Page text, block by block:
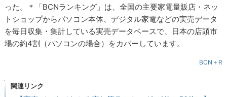
った。＊「BCNランキング」は、全国の主要家電量販店・ネッ
トショップからパソコン本体、デジタル家電などの実売データ
を毎日収集・集計している実売データベースで、日本の店頭市
場の約4割（パソコンの場合）をカバーしています。
BCN＋R
関連リンク